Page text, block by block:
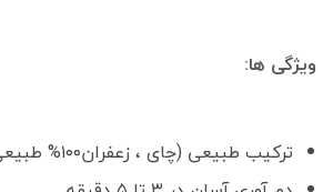
ویژگی ها:
ترکیب طبیعی (چای ، زعفران۱۰۰% طبیعی، هل)